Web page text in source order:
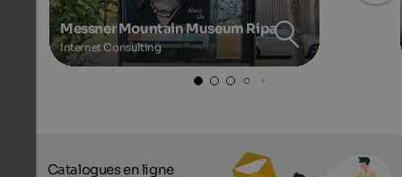
Messner Mountain Museum Ripa
Internet Consulting
Catalogues en ligne